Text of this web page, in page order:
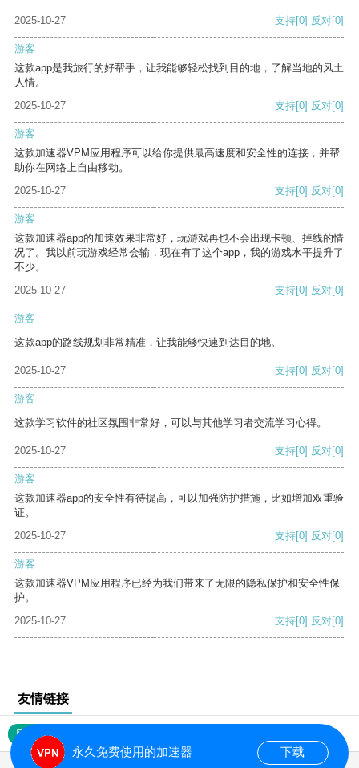
2025-10-27 支持[0] 反对[0]
游客
这款app是我旅行的好帮手，让我能够轻松找到目的地，了解当地的风土
人情。
2025-10-27
支持[0] 反对[0]
游客
这款加速器VPM应用程序可以给你提供最高速度和安全性的连接，并帮
助你在网络上自由移动。
2025-10-27
支持[0] 反对[0]
游客
这款加速器app的加速效果非常好，玩游戏再也不会出现卡顿、掉线的情
况了。我以前玩游戏经常会输，现在有了这个app，我的游戏水平提升了
不少。
2025-10-27
支持[0] 反对[0]
游客
这款app的路线规划非常精准，让我能够快速到达目的地。
2025-10-27 支持[0] 反对[0]
游客
这款学习软件的社区氛围非常好，可以与其他学习者交流学习心得。
2025-10-27 支持[0] 反对[0]
游客
这款加速器app的安全性有待提高，可以加强防护措施，比如增加双重验
证。
2025-10-27
支持[0] 反对[0]
游客
这款加速器VPM应用程序已经为我们带来了无限的隐私保护和安全性保
护。
2025-10-27
支持[0] 反对[0]
友情链接
网站地图
永久免费使用的加速器 下载